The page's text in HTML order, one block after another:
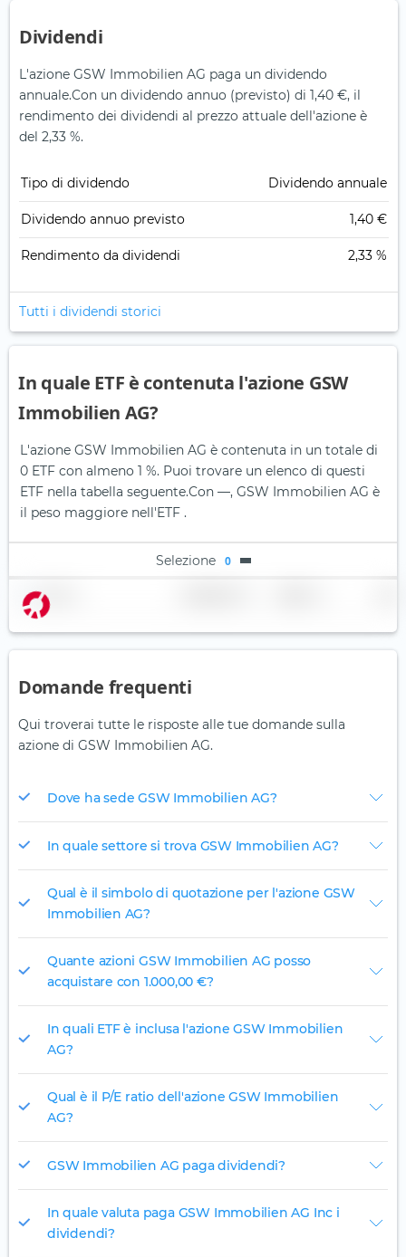
Dividendi
L'azione GSW Immobilien AG paga un dividendo
annuale.Con un dividendo annuo (previsto) di 1,40 €, il
rendimento dei dividendi al prezzo attuale dell'azione è
del 2,33 %.
Tipo di dividendo Dividendo annuale
Dividendo annuo previsto 1,40 €
Rendimento da dividendi 2,33 %
Tutti i dividendi storici
In quale ETF è contenuta l'azione GSW
Immobilien AG?
L'azione GSW Immobilien AG è contenuta in un totale di
0 ETF con almeno 1 %. Puoi trovare un elenco di questi
ETF nella tabella seguente.Con —, GSW Immobilien AG è
il peso maggiore nell'ETF .
Selezione 0
Nome
Domande frequenti
Qui troverai tutte le risposte alle tue domande sulla
azione di GSW Immobilien AG.
Dove ha sede GSW Immobilien AG?
In quale settore si trova GSW Immobilien AG?
Qual è il simbolo di quotazione per l'azione GSW
Immobilien AG?
Quante azioni GSW Immobilien AG posso
acquistare con 1.000,00 €?
In quali ETF è inclusa l'azione GSW Immobilien
AG?
Qual è il P/E ratio dell'azione GSW Immobilien
AG?
GSW Immobilien AG paga dividendi?
In quale valuta paga GSW Immobilien AG Inc i
dividendi?